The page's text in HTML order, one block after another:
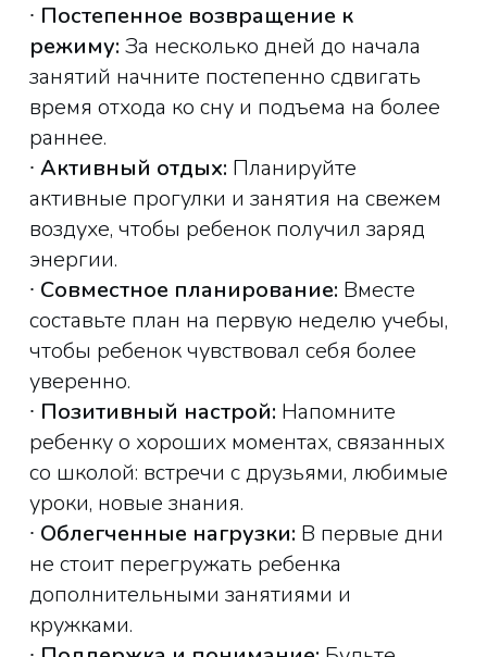
∙ Постепенное возвращение к
режиму: За несколько дней до начала
занятий начните постепенно сдвигать
время отхода ко сну и подъема на более
раннее.
∙ Активный отдых: Планируйте
активные прогулки и занятия на свежем
воздухе, чтобы ребенок получил заряд
энергии.
∙ Совместное планирование: Вместе
составьте план на первую неделю учебы,
чтобы ребенок чувствовал себя более
уверенно.
∙ Позитивный настрой: Напомните
ребенку о хороших моментах, связанных
со школой: встречи с друзьями, любимые
уроки, новые знания.
∙ Облегченные нагрузки: В первые дни
не стоит перегружать ребенка
дополнительными занятиями и
кружками.